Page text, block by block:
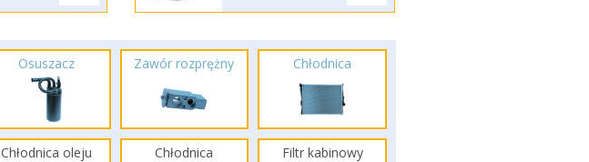
Osuszacz Zawór rozprężny Chłodnica
Chłodnica oleju
Chłodnica
Filtr kabinowy